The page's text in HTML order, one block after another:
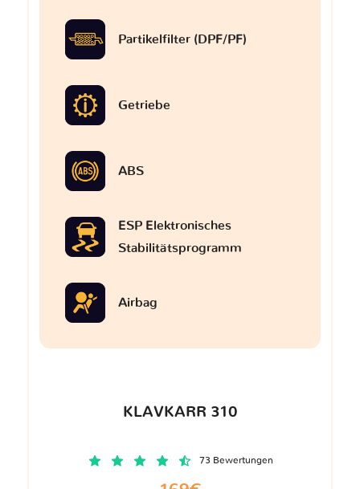
Partikelfilter (DPF/PF)
Getriebe
ABS
ESP Elektronisches
Stabilitätsprogramm
Airbag
KLAVKARR 310
73 Bewertungen